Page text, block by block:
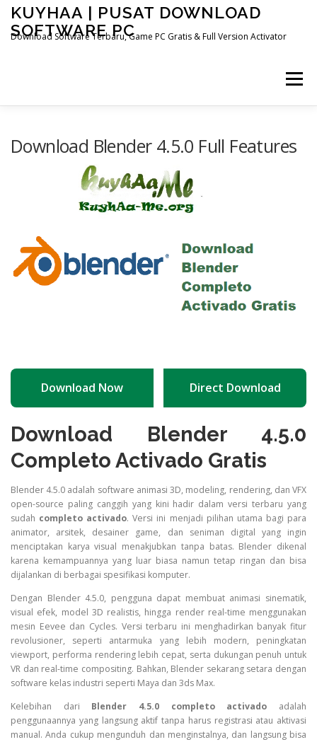
Skip
content
KUYHAA | PUSAT DOWNLOAD
SOFTWARE PC
Download Software Terbaru, Game PC Gratis & Full Version Activator
Menu
OTHER PAGES
Download Blender 4.5.0 Full Features
Download Now Direct Download
Download Blender 4.5.0
Completo Activado Gratis
Blender 4.5.0 adalah software animasi 3D, modeling, rendering, dan VFX
open-source paling canggih yang kini hadir dalam versi terbaru yang
sudah completo activado. Versi ini menjadi pilihan utama bagi para
animator, arsitek, desainer game, dan seniman digital yang ingin
menciptakan karya visual menakjubkan tanpa batas. Blender dikenal
karena kemampuannya yang luar biasa namun tetap ringan dan bisa
dijalankan di berbagai spesifikasi komputer.
Dengan Blender 4.5.0, pengguna dapat membuat animasi sinematik,
visual efek, model 3D realistis, hingga render real-time menggunakan
mesin Eevee dan Cycles. Versi terbaru ini menghadirkan banyak fitur
revolusioner, seperti antarmuka yang lebih modern, peningkatan
viewport, performa rendering lebih cepat, serta dukungan penuh untuk
VR dan real-time compositing. Bahkan, Blender sekarang setara dengan
software kelas industri seperti Maya dan 3ds Max.
Kelebihan dari Blender 4.5.0 completo activado adalah
penggunaannya yang langsung aktif tanpa harus registrasi atau aktivasi
manual. Anda cukup mengunduh dan menginstalnya, dan langsung bisa